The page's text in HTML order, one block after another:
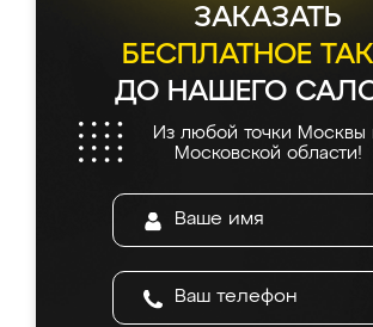
ЗАКАЗАТЬ
БЕСПЛАТНОЕ
ДО НАШЕГО
Из любой точки Москвы
Московской области!